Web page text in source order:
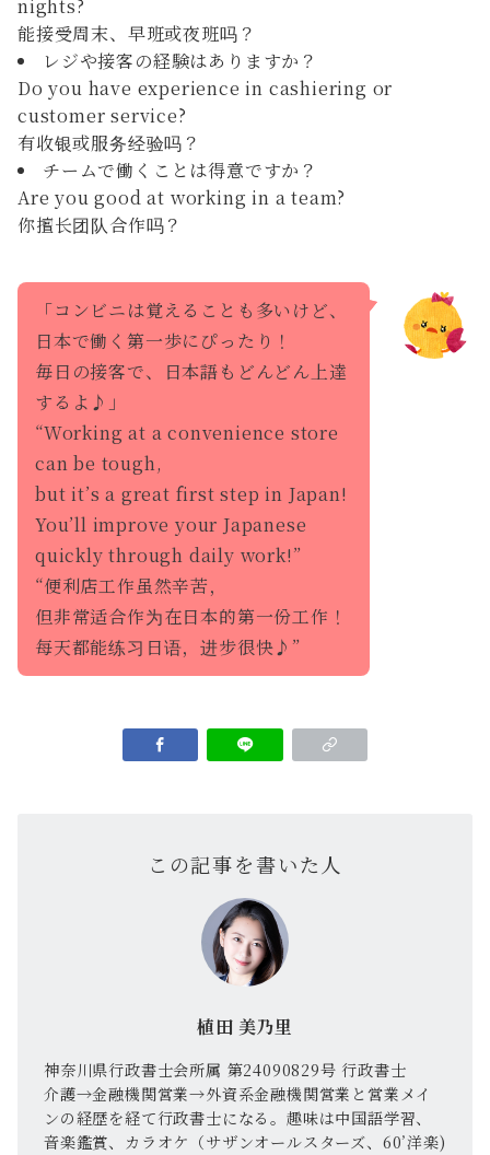
nights?
能接受周末、早班或夜班吗？
レジや接客の経験はありますか？
Do you have experience in cashiering or
customer service?
有收银或服务经验吗？
チームで働くことは得意ですか？
Are you good at working in a team?
你擅长团队合作吗？
「コンビニは覚えることも多いけど、
日本で働く第一歩にぴったり！
毎日の接客で、日本語もどんどん上達
するよ♪」
“Working at a convenience store
can be tough,
but it’s a great first step in Japan!
You’ll improve your Japanese
quickly through daily work!”
“便利店工作虽然辛苦，
但非常适合作为在日本的第一份工作！
每天都能练习日语，进步很快♪”
この記事を書いた人
植田 美乃里
神奈川県行政書士会所属 第24090829号 行政書士
介護→金融機関営業→外資系金融機関営業と営業メイ
ンの経歴を経て行政書士になる。趣味は中国語学習、
音楽鑑賞、カラオケ（サザンオールスターズ、60’洋楽)